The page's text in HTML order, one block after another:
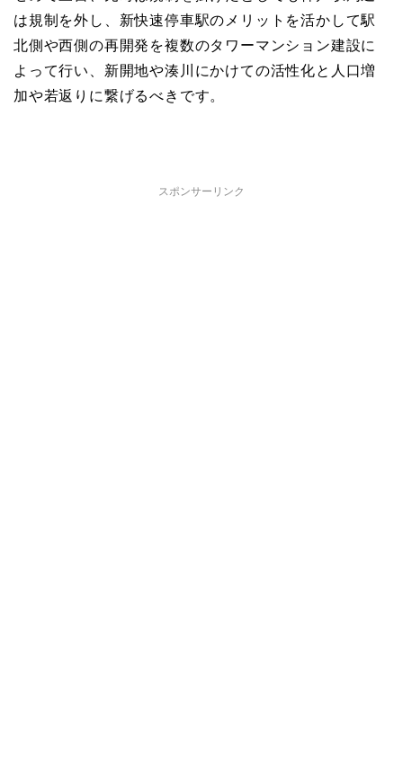
は規制を外し、新快速停車駅のメリットを活かして駅
北側や西側の再開発を複数のタワーマンション建設に
よって行い、新開地や湊川にかけての活性化と人口増
加や若返りに繋げるべきです。
スポンサーリンク